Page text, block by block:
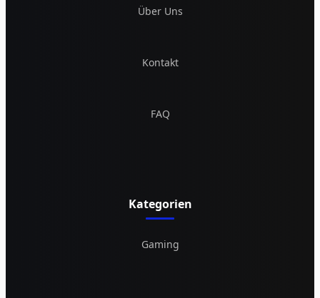
Über Uns
Kontakt
FAQ
Kategorien
Gaming